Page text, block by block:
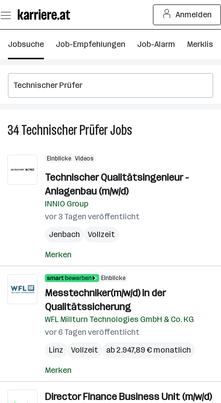
Seiteninhalt
springen
Anmelden
Jobsuche Job-Empfehlungen Job-Alarm Merkliste
34Technischer PrüferJobs
Einblicke Videos
Technischer Qualitätsingenieur -
Anlagenbau (m/w/d)
INNIO Group
vor 3 Tagen veröffentlicht
Jenbach
Vollzeit
Merken
Einblicke
Messtechniker(m/w/d) in der
Qualitätssicherung
WFL Millturn Technologies GmbH & Co. KG
vor 6 Tagen veröffentlicht
Linz
Vollzeit ab 2.947,89 € monatlich
Merken
Director Finance Business Unit (m/w/d)